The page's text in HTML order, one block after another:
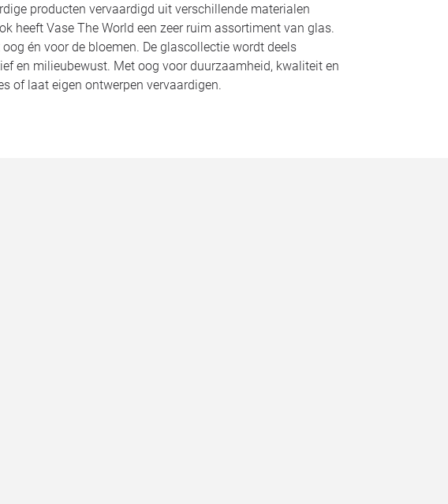
producten vervaardigd uit verschillende materialen
heeft Vase The World een zeer ruim assortiment van glas.
én voor de bloemen. De glascollectie wordt deels
en milieubewust. Met oog voor duurzaamheid, kwaliteit en
of laat eigen ontwerpen vervaardigen.